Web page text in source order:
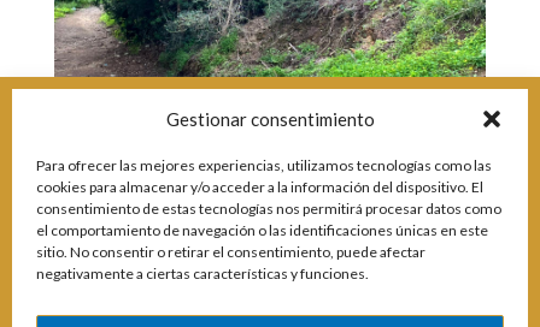
Gestionar consentimiento
Para ofrecer las mejores experiencias, utilizamos tecnologías como las
cookies para almacenar y/o acceder a la información del dispositivo. El
consentimiento de estas tecnologías nos permitirá procesar datos como
el comportamiento de navegación o las identificaciones únicas en este
sitio. No consentir o retirar el consentimiento, puede afectar
negativamente a ciertas características y funciones.
Incidencias
Incidencias
OCIO Y CURIOSIDADES DE SITIO DE CALAHONDA
Historia de Sitio de Calahonda
Instalaciones y ocio
Club de Golf La Siesta
Centros Comerciales
La Iglesia de San Miguel
La Ermita de Calahonda
Parque España
Galería Fotográfica
Calahonda de noche
Centros comerciales
Iglesia de San Miguel
La Ermita de Calahonda
Revistas
Buscar:
© 2026 E.U.C. Sitio de Calahonda.
Calle Monte Paraíso, 6, 29649 Mijas Costa. NIF: G29178803.